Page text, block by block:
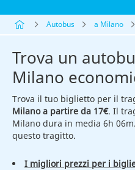
Autobus a Milano
Trova un
Milano
Trova il tuo biglietto per il
Milano a partire da 17€. Il
Milano dura in media 6h
questo tragitto.
I migliori prezzi per i